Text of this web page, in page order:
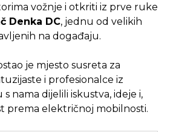
vožnje i otkriti iz prve ruke
Denka DC, jednu od velikih
na događaju.
je mjesto susreta za
i profesionalce iz
nama dijelili iskustva, ideje i,
prema električnoj mobilnosti.